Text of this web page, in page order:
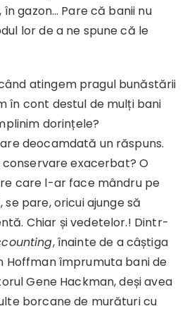
gazon… Pare că banii nu
lor de a ne spune că le
atingem pragul bunăstării
în cont destul de mulți bani
dorințele?
deocamdată un răspuns.
exacerbat? O
care l-ar face mândru pe
se pare, oricui ajunge să
Chiar și vedetelor.! Dintr-
, înainte de a câștiga
Hoffman împrumuta bani de
Gene Hackman, deși avea
borcane de murături cu